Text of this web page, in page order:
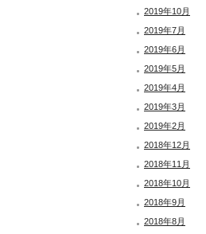
2019年10月
2019年7月
2019年6月
2019年5月
2019年4月
2019年3月
2019年2月
2018年12月
2018年11月
2018年10月
2018年9月
2018年8月